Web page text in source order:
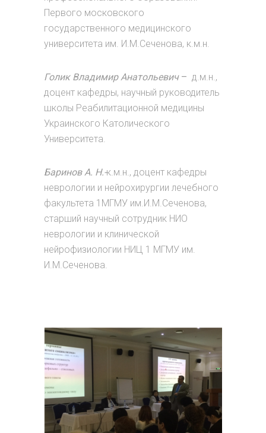
Первого московского
государственного медицинского
университета им. И.М.Сеченова, к.м.н.
Голик Владимир Анатольевич– д.м.н.,
доцент кафедры, научный руководитель
школы Реабилитационной медицины
Украинского Католического
Университета.
Баринов А. Н.-к.м.н., доцент кафедры
неврологии и нейрохирургии лечебного
факультета 1МГМУ им.И.М.Сеченова,
старший научный сотрудник НИО
неврологии и клинической
нейрофизиологии НИЦ 1 МГМУ им.
И.М.Сеченова.